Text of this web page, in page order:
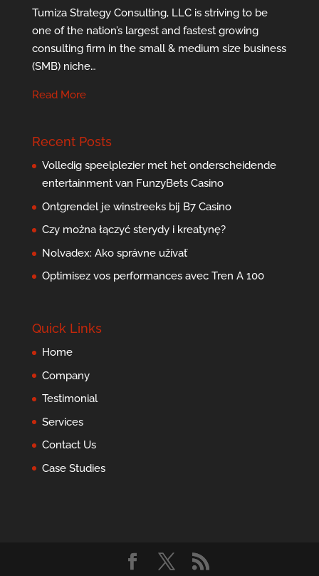
Tumiza Strategy Consulting, LLC is striving to be
one of the nation’s largest and fastest growing
consulting firm in the small & medium size business
(SMB) niche…
Read More
Recent Posts
Volledig speelplezier met het onderscheidende
entertainment van FunzyBets Casino
Ontgrendel je winstreeks bij B7 Casino
Czy można łączyć sterydy i kreatynę?
Nolvadex: Ako správne užívať
Optimisez vos performances avec Tren A 100
Quick Links
Home
Company
Testimonial
Services
Contact Us
Case Studies